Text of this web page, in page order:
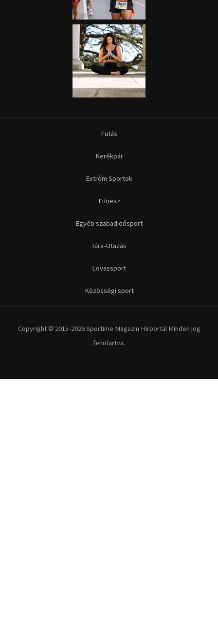
Futás
Kerékpár
Extrém Sportok
Fitnesz
Egyéb szabadidősport
Túra-Utazás
Lovassport
Közösségi sport
Copyright © 2015-2026 Sportime Magazin Hírportál Minden jog
fenntartva.